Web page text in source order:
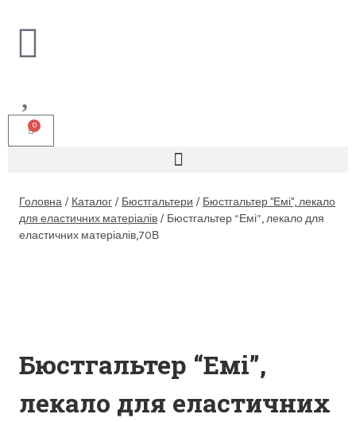
0
Головна / Каталог / Бюстгальтери / Бюстгальтер "Емі", лекало
для еластичних матеріалів / Бюстгальтер “Емі”, лекало для
еластичних матеріалів,70В
Бюстгальтер “Емі”,
лекало для еластичних